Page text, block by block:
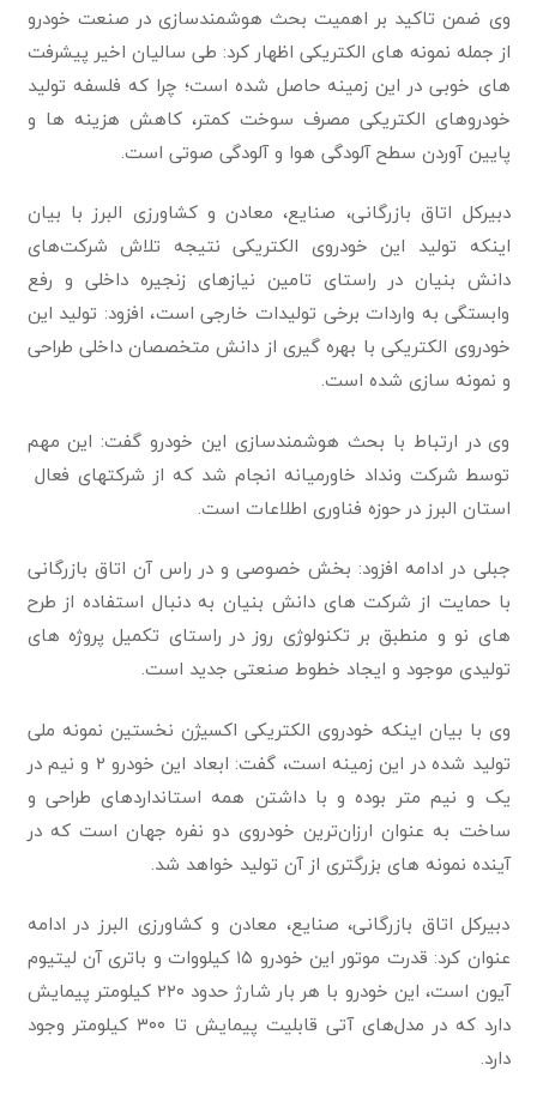
وی ضمن تاکید بر اهمیت بحث هوشمندسازی در صنعت خودرو
از جمله نمونه های الکتریکی اظهار کرد: طی سالیان اخیر پیشرفت
های خوبی در این زمینه حاصل شده است؛ چرا که فلسفه تولید
خودروهای الکتریکی مصرف سوخت کمتر، کاهش هزینه ها و
پایین آوردن سطح آلودگی هوا و آلودگی صوتی است.
دبیرکل اتاق بازرگانی، صنایع، معادن و کشاورزی البرز با بیان
اینکه تولید این خودروی الکتریکی نتیجه تلاش شرکت‌های
دانش بنیان در راستای تامین نیازهای زنجیره داخلی و رفع
وابستگی به واردات برخی تولیدات خارجی است، افزود: تولید این
خودروی الکتریکی با بهره گیری از دانش متخصصان داخلی طراحی
و نمونه سازی شده است.
وی در ارتباط با بحث هوشمندسازی این خودرو گفت: این مهم
توسط شرکت ونداد خاورمیانه انجام شد که از شرکتهای فعال
استان البرز در حوزه فناوری اطلاعات است.
جبلی در ادامه افزود: بخش خصوصی و در راس آن اتاق بازرگانی
با حمایت از شرکت های دانش بنیان به دنبال استفاده از طرح
های نو و منطبق بر تکنولوژی روز در راستای تکمیل پروژه های
تولیدی موجود و ایجاد خطوط صنعتی جدید است.
وی با بیان اینکه خودروی الکتریکی اکسیژن نخستین نمونه ملی
تولید شده در این زمینه است، گفت: ابعاد این خودرو ۲ و نیم در
یک و نیم متر بوده و با داشتن همه استاندارد‌های طراحی و
ساخت به عنوان ارزان‌ترین خودروی دو نفره جهان است که در
آینده نمونه های بزرگتری از آن تولید خواهد شد.
دبیرکل اتاق بازرگانی، صنایع، معادن و کشاورزی البرز در ادامه
عنوان کرد: قدرت موتور این خودرو ۱۵ کیلووات و باتری آن لیتیوم
آیون است، این خودرو با هر بار شارژ حدود ۲۲۰ کیلومتر پیمایش
دارد که در مدل‌های آتی قابلیت پیمایش تا ۳۰۰ کیلومتر وجود
دارد.